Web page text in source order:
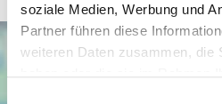
soziale Medien, Werbung und
Partner führen diese
weiteren Daten zusammen, die
haben oder die sie im Rahmen
Einwilligungsauswahl